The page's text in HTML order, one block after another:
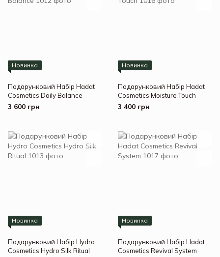
Новинка
Подарунковий Набір Hadat
Cosmetics Daily Balance
3 600 грн
Новинка
Подарунковий Набір Hadat
Cosmetics Moisture Touch
3 400 грн
Новинка
Подарунковий Набір Hydro
Cosmetics Hydro Silk Ritual
Новинка
Подарунковий Набір Hadat
Cosmetics Revival System